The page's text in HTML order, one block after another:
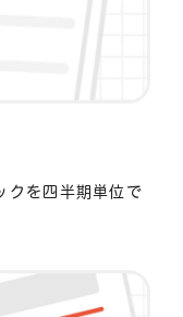
クを四半期単位で